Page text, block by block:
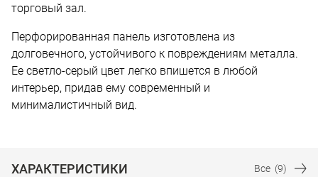
торговый зал.
Перфорированная панель изготовлена из
долговечного, устойчивого к повреждениям металла.
Ее светло-серый цвет легко впишется в любой
интерьер, придав ему современный и
минималистичный вид.
ХАРАКТЕРИСТИКИ Все (9)